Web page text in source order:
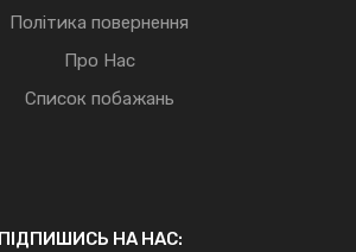
Політика повернення
Про Нас
Список побажань
ПІДПИШИСЬ НА НАС: